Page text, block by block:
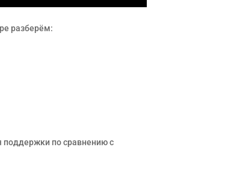
разберём:
поддержки по сравнению с